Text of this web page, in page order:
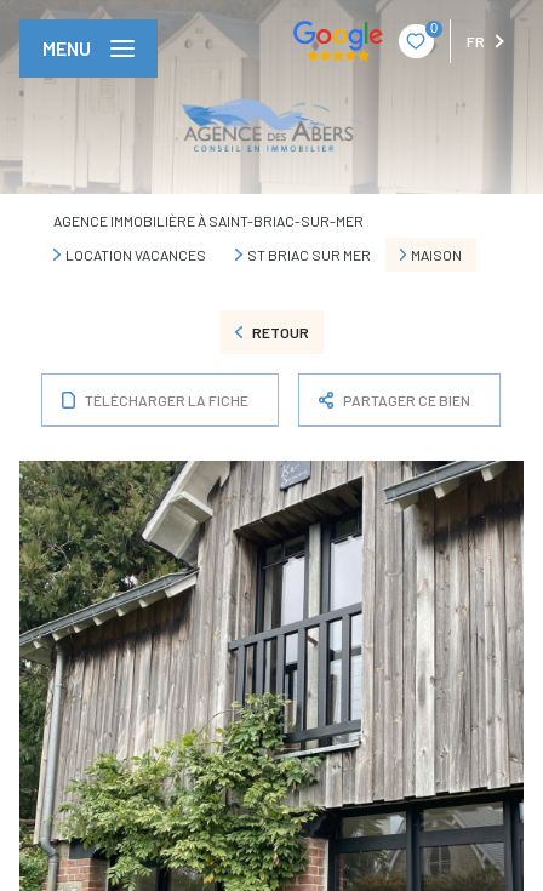
0
FR
MENU
AGENCE IMMOBILIÈRE À SAINT-BRIAC-SUR-MER
LOCATION VACANCES
ST BRIAC SUR MER MAISON
RETOUR
TÉLÉCHARGER LA FICHE PARTAGER CE BIEN